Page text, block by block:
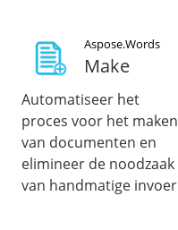
Aspose.Words
Make
Automatiseer het
proces voor het maken
van documenten en
elimineer de noodzaak
van handmatige invoer